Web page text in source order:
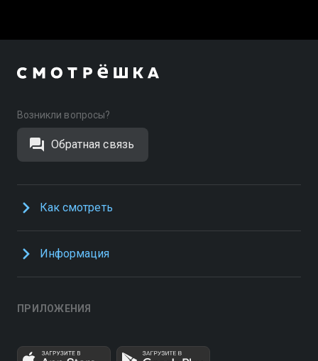
Возникли вопросы?
Обратная связь
Как смотреть
Информация
ПРИЛОЖЕНИЯ